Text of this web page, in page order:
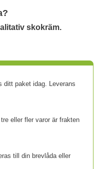
skokräm.
ditt paket idag. Leverans
eller fler varor är frakten
till din brevlåda eller